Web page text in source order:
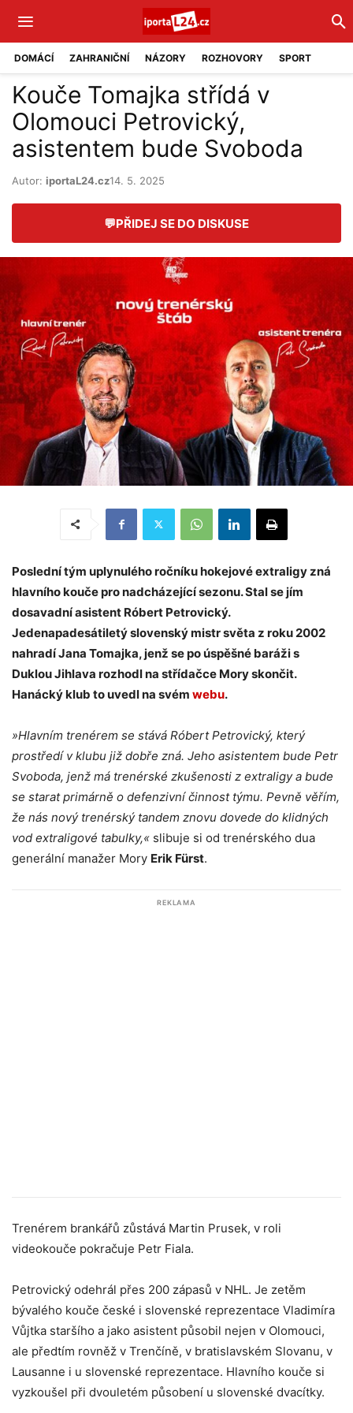
DOMÁCÍ ZAHRANIČNÍ NÁZORY ROZHOVORY SPORT
Kouče Tomajka střídá v
Olomouci Petrovický,
asistentem bude Svoboda
Autor: iportaL24.cz14. 5. 2025
💬PŘIDEJ SE DO DISKUSE
Poslední tým uplynulého ročníku hokejové extraligy zná
hlavního kouče pro nadcházející sezonu. Stal se jím
dosavadní asistent Róbert Petrovický.
Jedenapadesátiletý slovenský mistr světa z roku 2002
nahradí Jana Tomajka, jenž se po úspěšné baráži s
Duklou Jihlava rozhodl na střídačce Mory skončit.
Hanácký klub to uvedl na svém webu.
»Hlavním trenérem se stává Róbert Petrovický, který
prostředí v klubu již dobře zná. Jeho asistentem bude Petr
Svoboda, jenž má trenérské zkušenosti z extraligy a bude
se starat primárně o defenzivní činnost týmu. Pevně věřím,
že nás nový trenérský tandem znovu dovede do klidných
vod extraligové tabulky,« slibuje si od trenérského dua
generální manažer Mory Erik Fürst.
REKLAMA
Trenérem brankářů zůstává Martin Prusek, v roli
videokouče pokračuje Petr Fiala.
Petrovický odehrál přes 200 zápasů v NHL. Je zetěm
bývalého kouče české i slovenské reprezentace Vladimíra
Vůjtka staršího a jako asistent působil nejen v Olomouci,
ale předtím rovněž v Trenčíně, v bratislavském Slovanu, v
Lausanne i u slovenské reprezentace. Hlavního kouče si
vyzkoušel při dvouletém působení u slovenské dvacítky.